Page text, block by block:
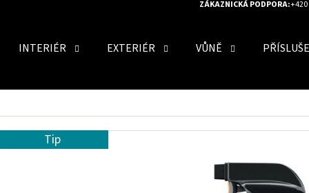
ZÁKAZNICKÁ PODPORA:+420
INTERIÉR EXTERIÉR VŮNĚ
Tip
POTŘEBUJETE NAJÍT?